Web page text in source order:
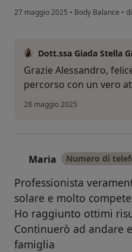
27 maggio 2025 • Body Balance •
Dott.ssa Giada Stella
Grazie Alessandro,
percorso con un vero
28 maggio 2025
Maria Numero di
Professionista
solare e molto
Ho raggiunto ottimi
Continuerò ad andare
famiglia